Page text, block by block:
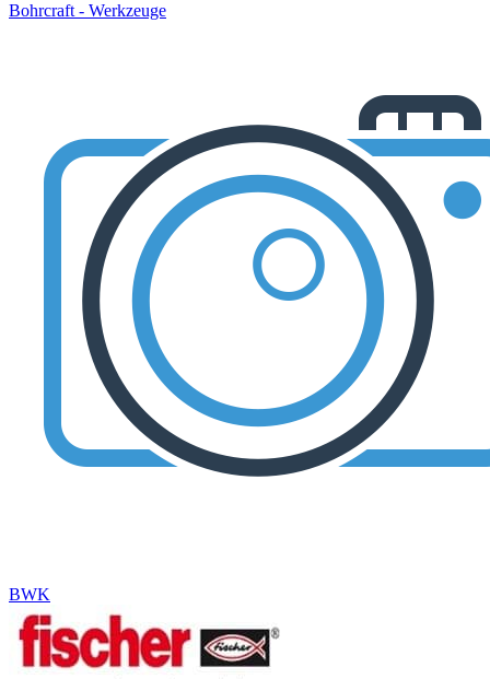
Bohrcraft - Werkzeuge
BWK